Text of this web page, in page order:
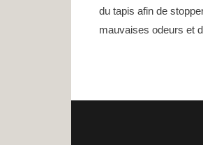
du tapis afin de
mauvaises odeurs et